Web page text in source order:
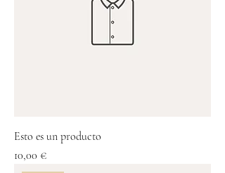
Esto es un producto
Precio
10,00 €